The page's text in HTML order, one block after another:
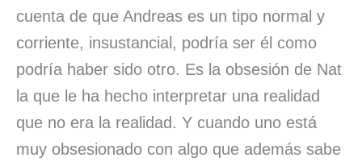
cuenta de que Andreas es un tipo normal y
corriente, insustancial, podría ser él como
podría haber sido otro. Es la obsesión de Nat
la que le ha hecho interpretar una realidad
que no era la realidad. Y cuando uno está
muy obsesionado con algo que además sabe